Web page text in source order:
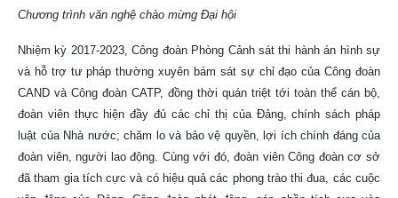
Chương trình văn nghệ chào mừng Đại hội
Nhiệm kỳ 2017-2023, Công đoàn Phòng Cảnh sát thi hành án hình sự
và hỗ trợ tư pháp thường xuyên bám sát sự chỉ đạo của Công đoàn
CAND và Công đoàn CATP, đồng thời quán triệt tới toàn thể cán bộ,
đoàn viên thực hiện đầy đủ các chỉ thị của Đảng, chính sách pháp
luật của Nhà nước; chăm lo và bảo vệ quyền, lợi ích chính đáng của
đoàn viên, người lao động. Cùng với đó, đoàn viên Công đoàn cơ sở
đã tham gia tích cực và có hiệu quả các phong trào thi đua, các cuộc